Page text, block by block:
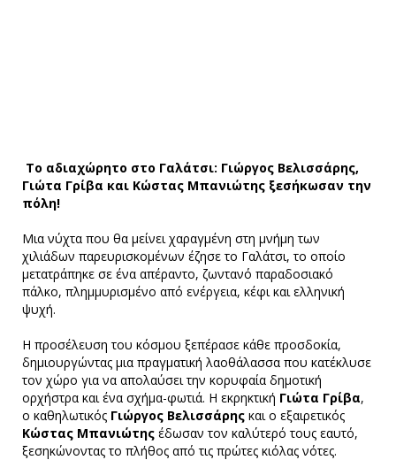
Το αδιαχώρητο στο Γαλάτσι: Γιώργος Βελισσάρης,
Γιώτα Γρίβα και Κώστας Μπανιώτης ξεσήκωσαν την
πόλη!
Μια νύχτα που θα μείνει χαραγμένη στη μνήμη των
χιλιάδων παρευρισκομένων έζησε το Γαλάτσι, το οποίο
μετατράπηκε σε ένα απέραντο, ζωντανό παραδοσιακό
πάλκο, πλημμυρισμένο από ενέργεια, κέφι και ελληνική
ψυχή.
Η προσέλευση του κόσμου ξεπέρασε κάθε προσδοκία,
δημιουργώντας μια πραγματική λαοθάλασσα που κατέκλυσε
τον χώρο για να απολαύσει την κορυφαία δημοτική
ορχήστρα και ένα σχήμα-φωτιά. Η εκρηκτική Γιώτα Γρίβα,
ο καθηλωτικός Γιώργος Βελισσάρης και ο εξαιρετικός
Κώστας Μπανιώτης έδωσαν τον καλύτερό τους εαυτό,
ξεσηκώνοντας το πλήθος από τις πρώτες κιόλας νότες.